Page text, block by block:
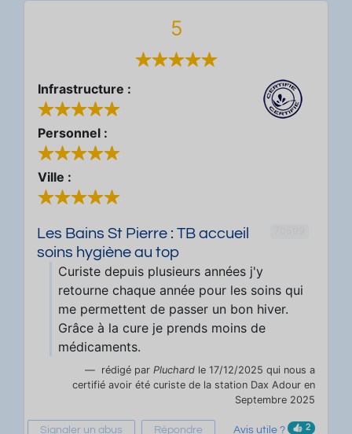
5
Infrastructure :
Personnel :
Ville :
Les Bains St Pierre : TB accueil
soins hygiène au top
Curiste depuis plusieurs années j'y
retourne chaque année pour les soins qui
me permettent de passer un bon hiver.
Grâce à la cure je prends moins de
médicaments.
rédigé par Pluchard le 17/12/2025 qui nous a
certifié avoir été curiste de la station Dax Adour en
Septembre 2025
Signaler un abus Répondre Avis utile ? 2